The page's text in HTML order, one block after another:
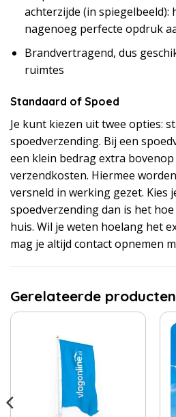
achterzijde (in spiegelbeeld):
nagenoeg perfecte opdruk
Brandvertragend, dus
ruimtes
Standaard of Spoed
Je kunt kiezen uit twee opties:
spoedverzending. Bij een
een klein bedrag extra
verzendkosten. Hiermee
versneld in werking gezet. Kies
spoedverzending dan is het
huis. Wil je weten hoelang het
mag je altijd contact opnemen
Gerelateerde producten